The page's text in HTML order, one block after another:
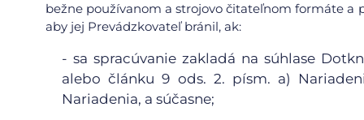
bežne používanom a strojovo čitateľnom formáte a
aby jej Prevádzkovateľ bránil, ak:
-sa spracúvanie zakladá na súhlase
alebo článku 9 ods. 2. písm. a)
Nariadenia, a súčasne;